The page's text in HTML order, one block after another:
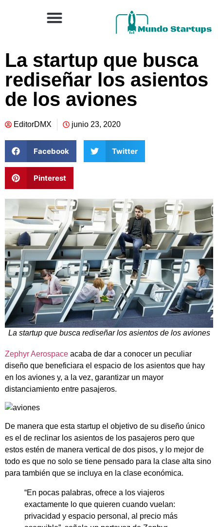
La startup que busca
rediseñar los asientos
de los aviones
EditorDMX junio 23, 2020
Facebook Twitter
Pinterest
La startup que busca rediseñar los asientos de los aviones
Zephyr Aerospace acaba de dar a conocer un peculiar
diseño que beneficiara el espacio de los asientos que hay
en los aviones y, a la vez, garantizar un mayor
distanciamiento entre pasajeros.
De manera que esta startup el objetivo de su diseño único
es el de reclinar los asientos de los pasajeros pero que
estos estén de manera vertical de dos pisos, y lo mejor de
todo es que no solo se tiene pensado para la clase alta sino
para también que se incluya en la clase económica.
“En pocas palabras, ofrece a los viajeros
exactamente lo que quieren cuando vuelan:
privacidad y espacio personal, al precio más